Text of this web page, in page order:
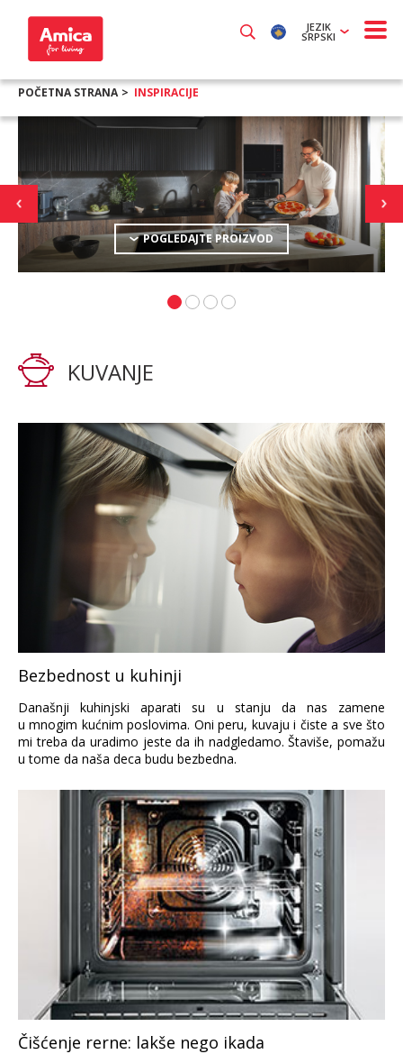
JEZIK
SRPSKI
POČETNA STRANA INSPIRACIJE
POGLEDAJTE PROIZVOD
KUVANJE
Bezbednost u kuhinji
Današnji kuhinjski aparati su u stanju da nas zamene
u mnogim kućnim poslovima. Oni peru, kuvaju i čiste a sve što
mi treba da uradimo jeste da ih nadgledamo. Štaviše, pomažu
u tome da naša deca budu bezbedna.
Čišćenje rerne: lakše nego ikada